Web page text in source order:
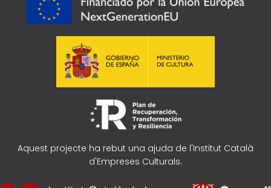
Aquest projecte ha rebut una ajuda de l'Institut Català
d'Empreses Culturals.